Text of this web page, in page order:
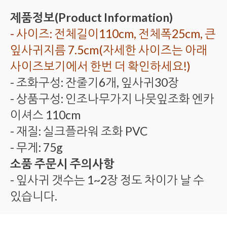
제품정보(Product Information)
- 사이즈: 전체길이110cm, 전체폭25cm, 큰
잎사귀지름 7.5cm(자세한 사이즈는 아래
사이즈보기에서 한번 더 확인하세요!)
- 조화구성: 잔줄기6개, 잎사귀30장
- 상품구성: 인조나무가지 나뭇잎조화 엔카
이셔스 110cm
- 재질: 실크플라워 조화 PVC
- 무게: 75g
소품 주문시 주의사항
- 잎사귀 갯수는 1~2장 정도 차이가 날 수
있습니다.